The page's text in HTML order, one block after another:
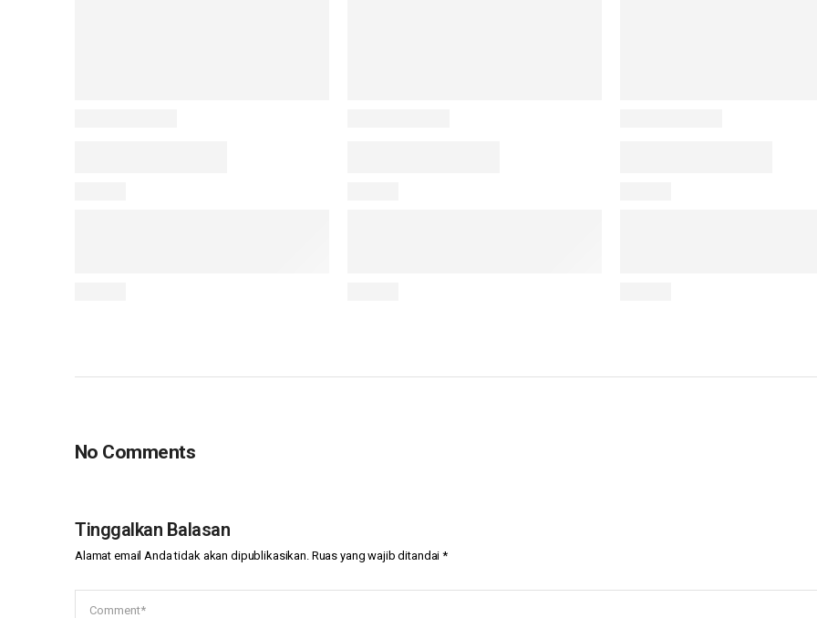
No Comments
Tinggalkan Balasan
Alamat email Anda tidak akan dipublikasikan. Ruas yang wajib ditandai*